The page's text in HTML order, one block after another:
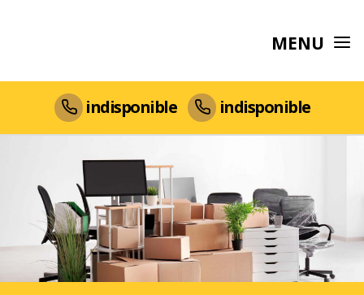
MENU
indisponible indisponible